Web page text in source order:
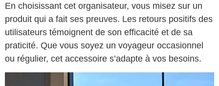
En choisissant cet organisateur, vous misez sur un
produit qui a fait ses preuves. Les retours positifs des
utilisateurs témoignent de son efficacité et de sa
praticité. Que vous soyez un voyageur occasionnel
ou régulier, cet accessoire s’adapte à vos besoins.